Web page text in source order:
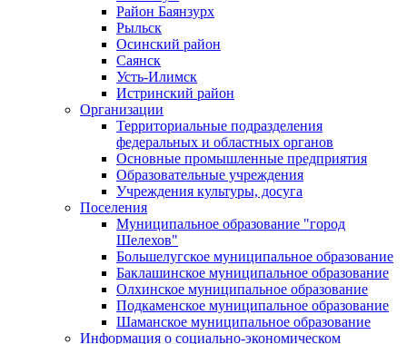
Район Баянзурх
Рыльск
Осинский район
Саянск
Усть-Илимск
Истринский район
Организации
Территориальные подразделения
федеральных и областных органов
Основные промышленные предприятия
Образовательные учреждения
Учреждения культуры, досуга
Поселения
Муниципальное образование "город
Шелехов"
Большелугское муниципальное образование
Баклашинское муниципальное образование
Олхинское муниципальное образование
Подкаменское муниципальное образование
Шаманское муниципальное образование
Информация о социально-экономическом